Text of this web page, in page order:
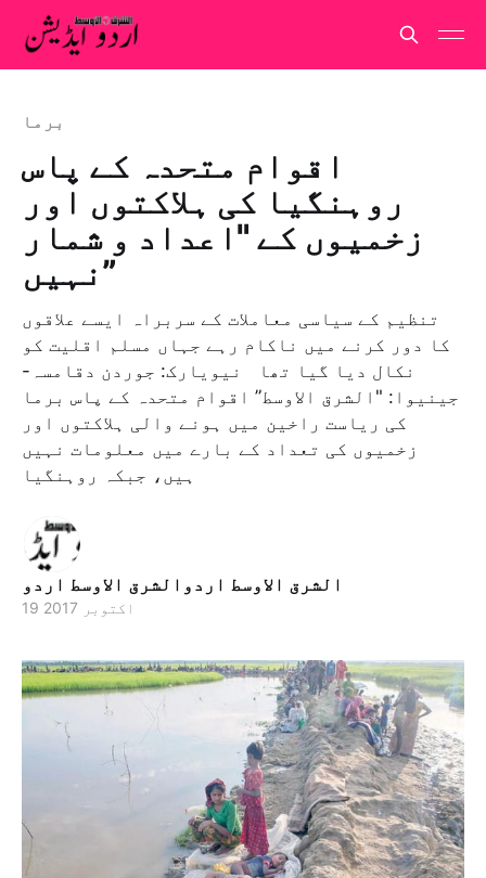
برما
اقوام متحدہ کے پاس
روہنگیا کی ہلاکتوں اور
زخمیوں کے "اعداد و شمار
نہیں”
تنظیم کے سیاسی معاملات کے سربراہ ایسے علاقوں
کا دور کرنے میں ناکام رہے جہاں مسلم اقلیت کو
نکال دیا گیا تھا نیویارک: جوردن دقامسہ-
جینیوا: "الشرق الاوسط” اقوام متحدہ کے پاس برما
کی ریاست راخین میں ہونے والی ہلاکتوں اور
زخمیوں کی تعداد کے بارے میں معلومات نہیں
ہیں، جبکہ روہنگیا
الشرق الاوسط اردوالشرق الاوسط اردو
19 اکتوبر 2017